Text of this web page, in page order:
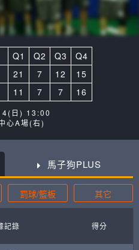
Q1 Q2 Q3
Q4
21 7 12
15
11 7 7 16
日) 13:00
心A場(右)
馬子狗PLUS
罰球/籃板 其它
記錄 得分